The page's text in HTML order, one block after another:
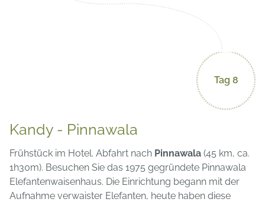
Tag 8
Kandy - Pinnawala
Frühstück im Hotel. Abfahrt nach Pinnawala (45 km, ca.
1h30m). Besuchen Sie das 1975 gegründete Pinnawala
Elefantenwaisenhaus. Die Einrichtung begann mit der
Aufnahme verwaister Elefanten, heute haben diese